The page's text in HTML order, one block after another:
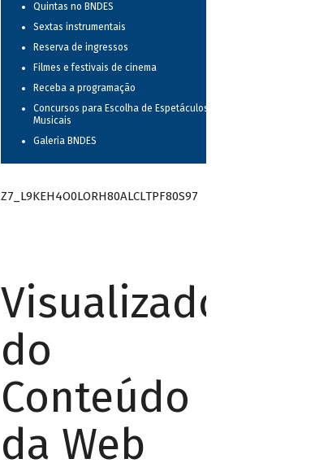
Quintas no BNDES
Sextas instrumentais
Reserva de ingressos
Filmes e festivais de cinema
Receba a programação
Concursos para Escolha de Espetáculos
Musicais
Galeria BNDES
Z7_L9KEH4O0LORH80ALCLTPF80S97
Visualizador
do
Conteúdo
da Web